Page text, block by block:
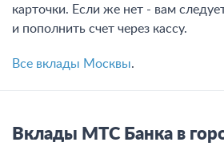
карточки. Если же нет - вам
и пополнить счет через кассу.
Все вклады Москвы.
Вклады МТС Банка в